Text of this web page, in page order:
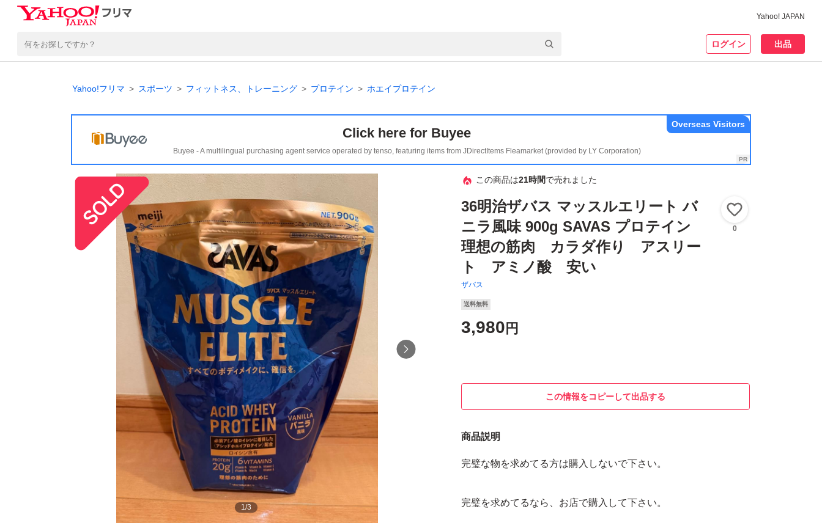
Yahoo! JAPAN
ログイン 出品
Yahoo!フリマ スポーツ フィットネス、トレーニング プロテイン ホエイプロテイン
Click here for Buyee
Buyee - A multilingual purchasing agent service operated by tenso, featuring items from JDirectItems Fleamarket (provided by LY Corporation)
Overseas Visitors
1/3
この商品は21時間で売れました
36明治ザバス マッスルエリート バ
ニラ風味 900g SAVAS プロテイン
理想の筋肉 カラダ作り アスリー
ト アミノ酸 安い
ザバス
0
送料無料
3,980 円
この情報をコピーして出品する
商品説明
完璧な物を求めてる方は購入しないで下さい。
完璧を求めてるなら、お店で購入して下さい。